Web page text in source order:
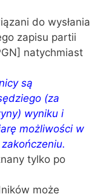
do wysłania
zapisu partii
natychmiast
są
(za
wyniku i
możliwości w
tylko po
może